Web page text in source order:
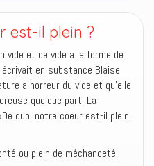
est-il plein ?
vide et ce vide a la forme de
en substance Blaise
a horreur du vide et qu’elle
quelque part. La
quoi notre coeur est-il plein
ou plein de méchanceté.